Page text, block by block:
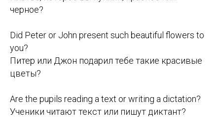
черное?
Did Peter or John present such beautiful flowers to
you?
Питер или Джон подарил тебе такие красивые
цветы?
Are the pupils reading a text or writing a dictation?
Ученики читают текст или пишут диктант?